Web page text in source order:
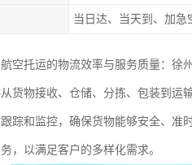
当日达、当天到、加急
空托运的物流效率与服务质量：徐
货物接收、仓储、分拣、包装到运
踪和监控，确保货物能够安全、准
，以满足客户的多样化需求。